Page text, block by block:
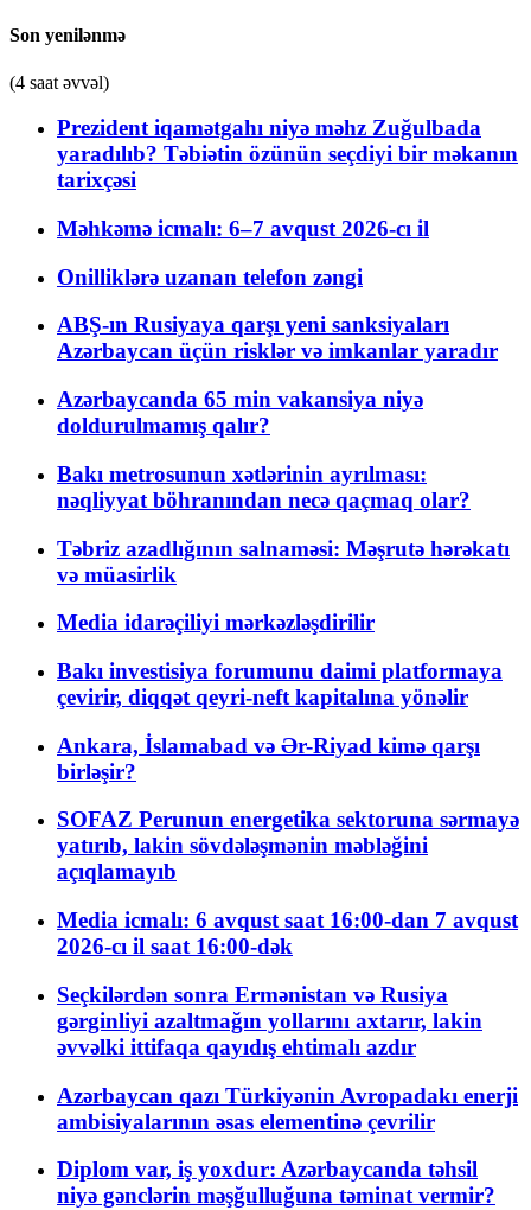
Son yenilənmə
(4 saat əvvəl)
Prezident iqamətgahı niyə məhz Zuğulbada
yaradılıb? Təbiətin özünün seçdiyi bir məkanın
tarixçəsi
Məhkəmə icmalı: 6–7 avqust 2026-cı il
Onilliklərə uzanan telefon zəngi
ABŞ-ın Rusiyaya qarşı yeni sanksiyaları
Azərbaycan üçün risklər və imkanlar yaradır
Azərbaycanda 65 min vakansiya niyə
doldurulmamış qalır?
Bakı metrosunun xətlərinin ayrılması:
nəqliyyat böhranından necə qaçmaq olar?
Təbriz azadlığının salnaməsi: Məşrutə hərəkatı
və müasirlik
Media idarəçiliyi mərkəzləşdirilir
Bakı investisiya forumunu daimi platformaya
çevirir, diqqət qeyri-neft kapitalına yönəlir
Ankara, İslamabad və Ər-Riyad kimə qarşı
birləşir?
SOFAZ Perunun energetika sektoruna sərmayə
yatırıb, lakin sövdələşmənin məbləğini
açıqlamayıb
Media icmalı: 6 avqust saat 16:00-dan 7 avqust
2026-cı il saat 16:00-dək
Seçkilərdən sonra Ermənistan və Rusiya
gərginliyi azaltmağın yollarını axtarır, lakin
əvvəlki ittifaqa qayıdış ehtimalı azdır
Azərbaycan qazı Türkiyənin Avropadakı enerji
ambisiyalarının əsas elementinə çevrilir
Diplom var, iş yoxdur: Azərbaycanda təhsil
niyə gənclərin məşğulluğuna təminat vermir?